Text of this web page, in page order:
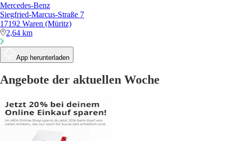
Mercedes-Benz
Siegfried-Marcus-Straße 7
17192 Waren (Müritz)
2,64 km
App herunterladen
Angebote der aktuellen Woche